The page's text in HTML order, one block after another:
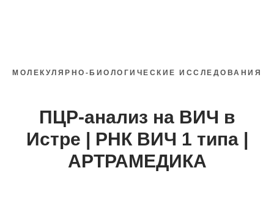
МОЛЕКУЛЯРНО-БИОЛОГИЧЕСКИЕ ИССЛЕДОВАНИЯ
ПЦР-анализ на ВИЧ в
Истре | РНК ВИЧ 1 типа |
АРТРАМЕДИКА